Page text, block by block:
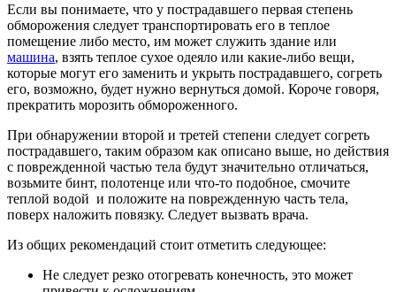
Если вы понимаете, что у пострадавшего первая степень
обморожения следует транспортировать его в теплое
помещение либо место, им может служить здание или
машина, взять теплое сухое одеяло или какие-либо вещи,
которые могут его заменить и укрыть пострадавшего, согреть
его, возможно, будет нужно вернуться домой. Короче говоря,
прекратить морозить обмороженного.
При обнаружении второй и третей степени следует согреть
пострадавшего, таким образом как описано выше, но действия
с поврежденной частью тела будут значительно отличаться,
возьмите бинт, полотенце или что-то подобное, смочите
теплой водой и положите на поврежденную часть тела,
поверх наложить повязку. Следует вызвать врача.
Из общих рекомендаций стоит отметить следующее:
Не следует резко отогревать конечность, это может